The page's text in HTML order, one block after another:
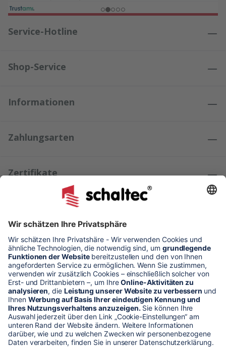
Service-Hotline
Shop-Service
Informationen
Zahlungsarten
Zertifikate
Kundenmeinungen
* Alle Preise verstehen sich zzgl. Mehrwertsteuer und Versandkosten
Unser Shop-Angebot richtet sich nur an gewerbliche